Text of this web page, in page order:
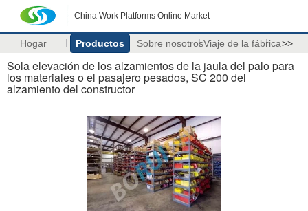
China Work Platforms Online Market
Hogar Productos Sobre nosotrosViaje de la fábrica>>
Sola elevación de los alzamientos de la jaula del palo para
los materiales o el pasajero pesados, SC 200 del
alzamiento del constructor